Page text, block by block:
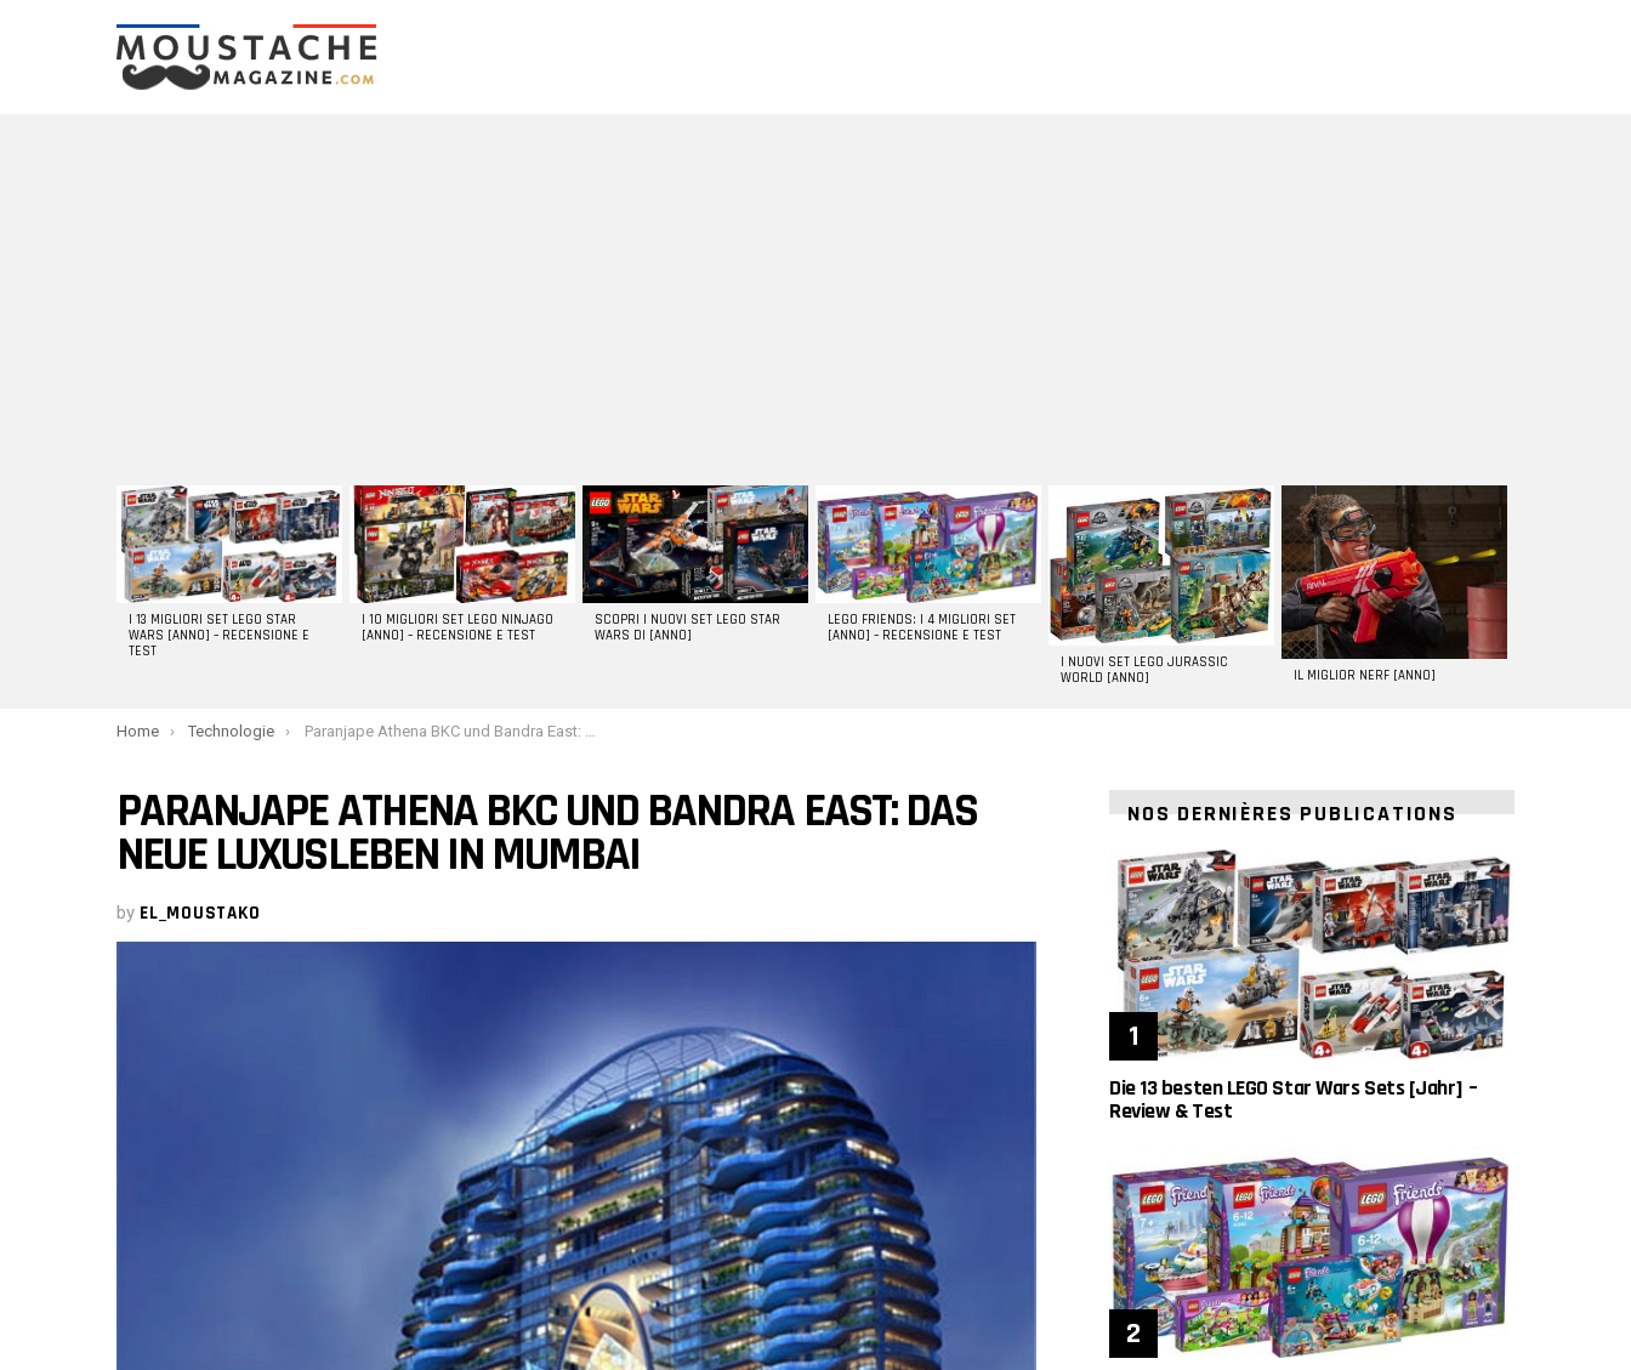
LATEST
STORIES
I 13 MIGLIORI SET LEGO STAR
WARS [ANNO] – RECENSIONE E
TEST
I 10 MIGLIORI SET LEGO NINJAGO
[ANNO] – RECENSIONE E TEST
SCOPRI I NUOVI SET LEGO STAR
WARS DI [ANNO]
LEGO FRIENDS: I 4 MIGLIORI SET
[ANNO] – RECENSIONE E TEST
I NUOVI SET LEGO JURASSIC
WORLD [ANNO]
IL MIGLIOR NERF [ANNO]
You are here:
Home Technologie Paranjape Athena BKC und Bandra East: Das neue Luxusleben in Mumbai
PARANJAPE ATHENA BKC UND BANDRA EAST: DAS
NEUE LUXUSLEBEN IN MUMBAI
by EL_MOUSTAKO
NOS DERNIÈRES PUBLICATIONS
Die 13 besten LEGO Star Wars Sets [Jahr] –
Review & Test